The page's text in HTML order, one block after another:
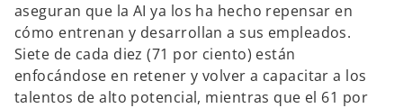
aseguran que la AI ya los ha hecho repensar en
cómo entrenan y desarrollan a sus empleados.
Siete de cada diez (71 por ciento) están
enfocándose en retener y volver a capacitar a los
talentos de alto potencial, mientras que el 61 por